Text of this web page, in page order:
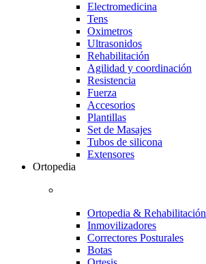
Electromedicina
Tens
Oximetros
Ultrasonidos
Rehabilitación
Agilidad y coordinación
Resistencia
Fuerza
Accesorios
Plantillas
Set de Masajes
Tubos de silicona
Extensores
Ortopedia
Ortopedia & Rehabilitación
Inmovilizadores
Correctores Posturales
Botas